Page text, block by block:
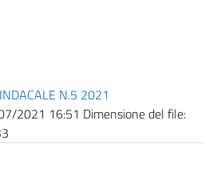
N.5 2021
2021 16:51 Dimensione del file: